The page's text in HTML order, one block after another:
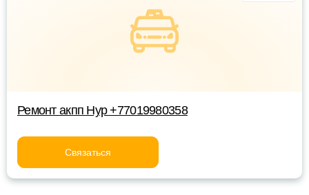
Ремонт акпп Нур +77019980358
Связаться